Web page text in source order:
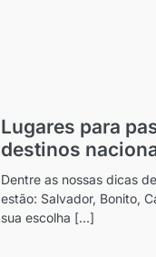
Lugares para
destinos
Dentre as nossas dicas
estão: Salvador, Bonito,
sua escolha [...]